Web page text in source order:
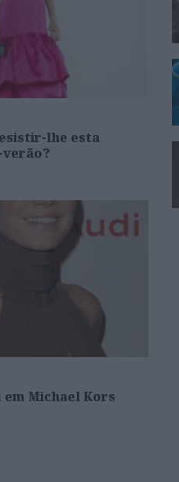
lhe esta
Michael Kors